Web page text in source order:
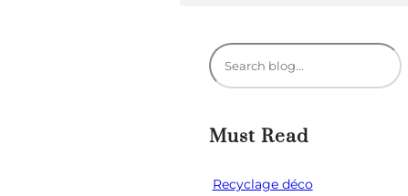
R
e
h
r
Must Read
Recyclage déco